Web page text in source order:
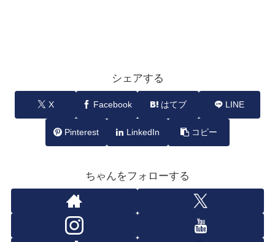
シェアする
X Facebook はてブ LINE
Pinterest LinkedIn コピー
ちゃんをフォローする